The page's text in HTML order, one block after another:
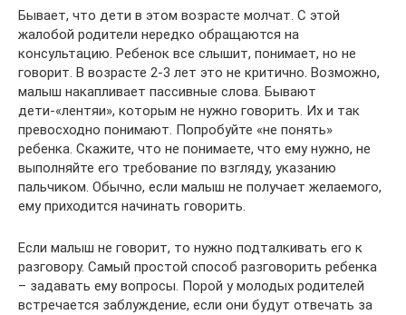
Бывает, что дети в этом возрасте молчат. С этой
жалобой родители нередко обращаются на
консультацию. Ребенок все слышит, понимает, но не
говорит. В возрасте 2-3 лет это не критично. Возможно,
малыш накапливает пассивные слова. Бывают
дети-«лентяи», которым не нужно говорить. Их и так
превосходно понимают. Попробуйте «не понять»
ребенка. Скажите, что не понимаете, что ему нужно, не
выполняйте его требование по взгляду, указанию
пальчиком. Обычно, если малыш не получает желаемого,
ему приходится начинать говорить.
Если малыш не говорит, то нужно подталкивать его к
разговору. Самый простой способ разговорить ребенка
– задавать ему вопросы. Порой у молодых родителей
встречается заблуждение, если они будут отвечать за